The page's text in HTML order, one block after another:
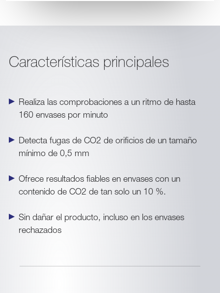
Características principales
Realiza las comprobaciones a un ritmo de hasta
160 envases por minuto
Detecta fugas de CO2 de orificios de un tamaño
mínimo de 0,5 mm
Ofrece resultados fiables en envases con un
contenido de CO2 de tan solo un 10 %.
Sin dañar el producto, incluso en los envases
rechazados